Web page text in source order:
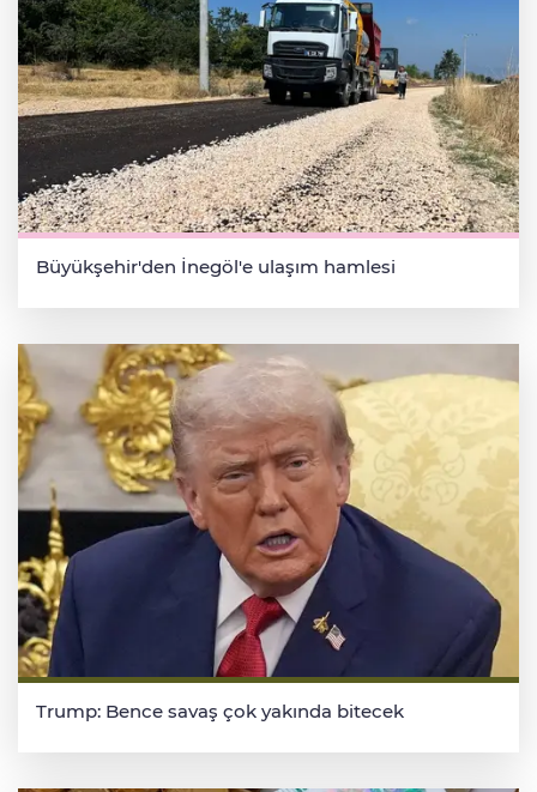
Büyükşehir'den İnegöl'e ulaşım hamlesi
Trump: Bence savaş çok yakında bitecek